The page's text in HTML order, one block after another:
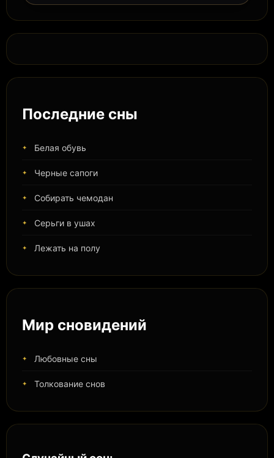
Последние сны
Белая обувь
Черные сапоги
Собирать чемодан
Серьги в ушах
Лежать на полу
Мир сновидений
Любовные сны
Толкование снов